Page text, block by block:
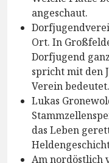
angeschaut.
Ort. In
Dorfjugend
spricht mit den
Verein bedeutet.
Lukas
das Leben
Am nordöstlich